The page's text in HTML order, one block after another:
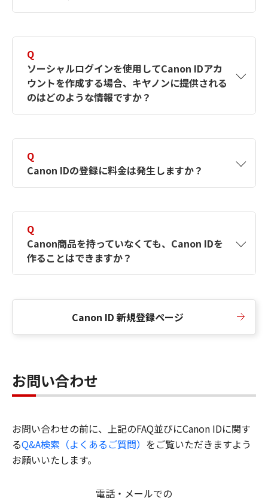
す。詳しい作成方法は【カメラ】Canon IDとは
何ですか？Canon IDの作成方法は？をご確認く
ださい。
Q
ソーシャルログインを使用してCanon IDアカ
ウントを作成する場合、キヤノンに提供される
のはどのような情報ですか？
択したサービスから取得します。アカウントを
簡単に作成できるように、この情報を使用して
Canon IDの登録フォームを入力します。
Q
Canon IDの登録に料金は発生しますか？
Q
Canon商品を持っていなくても、Canon IDを
作ることはできますか？
Canon ID 新規登録ページ
お問い合わせ
お問い合わせの前に、上記のFAQ並びにCanon IDに関す
るQ&A検索（よくあるご質問） をご覧いただきますよう
お願いいたします。
電話・メールでの